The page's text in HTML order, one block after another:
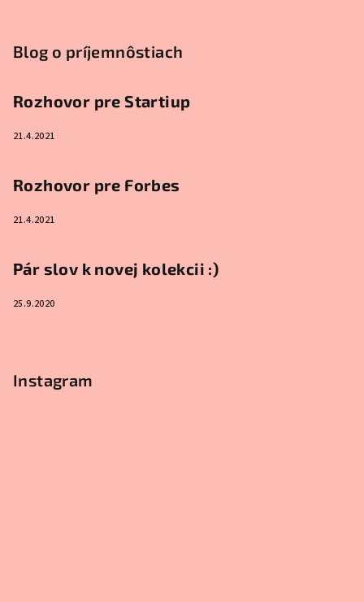
Blog o príjemnôstiach
Rozhovor pre Startiup
21.4.2021
Rozhovor pre Forbes
21.4.2021
Pár slov k novej kolekcii :)
25.9.2020
Instagram